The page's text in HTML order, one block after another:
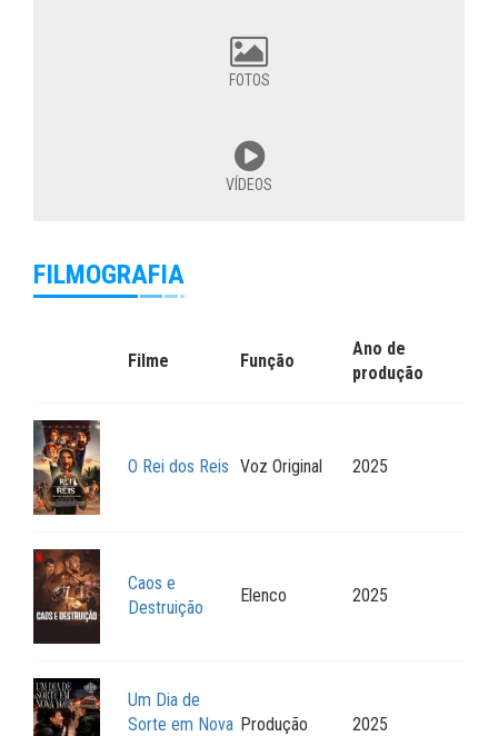
FOTOS
VÍDEOS
FILMOGRAFIA
Filme Função
Ano de
produção
O Rei dos Reis Voz Original 2025
Caos e
Destruição
Elenco 2025
Um Dia de
Sorte em Nova Produção 2025